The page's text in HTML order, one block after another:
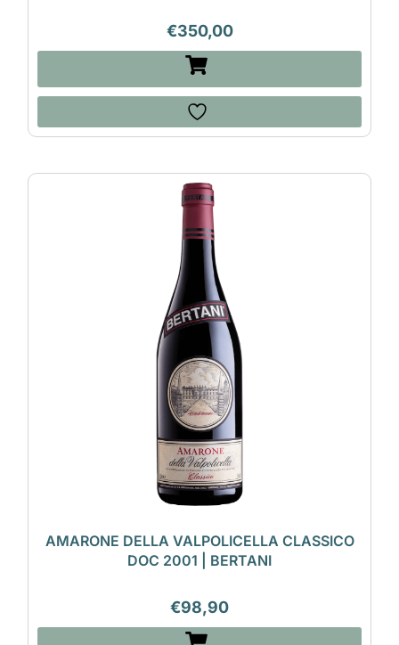
€350,00
AMARONE DELLA VALPOLICELLA CLASSICO
DOC 2001 | BERTANI
€98,90